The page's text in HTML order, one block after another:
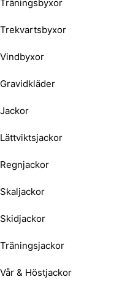
Träningsbyxor
Trekvartsbyxor
Vindbyxor
Gravidkläder
Jackor
Lättviktsjackor
Regnjackor
Skaljackor
Skidjackor
Träningsjackor
Vår & Höstjackor